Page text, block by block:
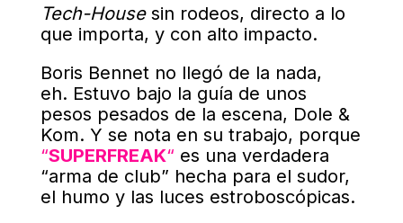
Tech-Housesin rodeos, directo a lo
que importa, y con alto impacto.
Boris Bennet no llegó de la nada,
eh. Estuvo bajo la guía de unos
pesos pesados de la escena, Dole &
Kom. Y se nota en su trabajo, porque
“SUPERFREAK“ es una verdadera
“arma de club” hecha para el sudor,
el humo y las luces estroboscópicas.